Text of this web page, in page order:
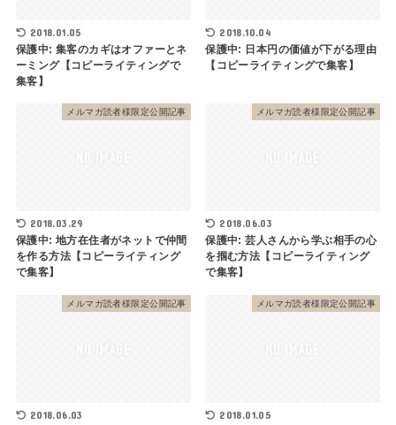
2018.01.05
保護中: 集客のカギはオファーとネ
ーミング【コピーライティングで
集客】
2018.10.04
保護中: 日本円の価値が下がる理由
【コピーライティングで集客】
メルマガ読者様限定公開記事
2018.03.29
保護中: 地方在住者がネットで仲間
を作る方法【コピーライティング
で集客】
メルマガ読者様限定公開記事
2018.06.03
保護中: 芸人さんから学ぶ相手の心
を掴む方法【コピーライティング
で集客】
メルマガ読者様限定公開記事
2018.06.03
メルマガ読者様限定公開記事
2018.01.05